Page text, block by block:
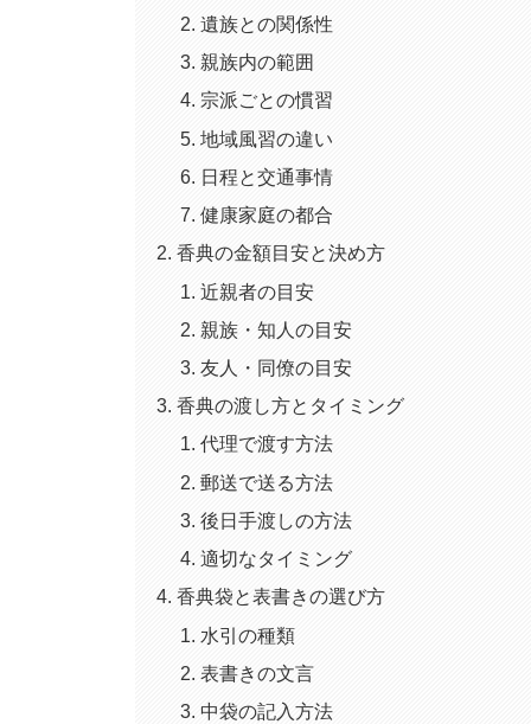
遺族との関係性
親族内の範囲
宗派ごとの慣習
地域風習の違い
日程と交通事情
健康家庭の都合
香典の金額目安と決め方
近親者の目安
親族・知人の目安
友人・同僚の目安
香典の渡し方とタイミング
代理で渡す方法
郵送で送る方法
後日手渡しの方法
適切なタイミング
香典袋と表書きの選び方
水引の種類
表書きの文言
中袋の記入方法